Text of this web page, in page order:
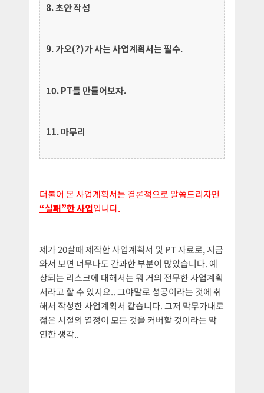
8. 초안 작성
9. 가오(?)가 사는 사업계획서는 필수.
10. PT를 만들어보자.
11. 마무리
더불어 본 사업계획서는 결론적으로 말씀드리자면
“실패”한 사업입니다.
제가 20살때 제작한 사업계획서 및 PT 자료로, 지금
와서 보면 너무나도 간과한 부분이 많았습니다. 예
상되는 리스크에 대해서는 뭐 거의 전무한 사업계획
서라고 할 수 있지요.. 그야말로 성공이라는 것에 취
해서 작성한 사업계획서 같습니다. 그저 막무가내로
젊은 시절의 열정이 모든 것을 커버할 것이라는 막
연한 생각..